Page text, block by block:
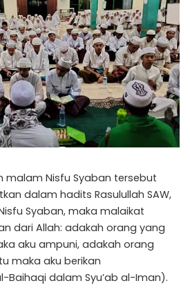
malam Nisfu Syaban tersebut
dalam hadits Rasulullah SAW,
Syaban, maka malaikat
dari Allah: adakah orang yang
aku ampuni, adakah orang
maka aku berikan
Baihaqi dalam Syu’ab al-Iman).